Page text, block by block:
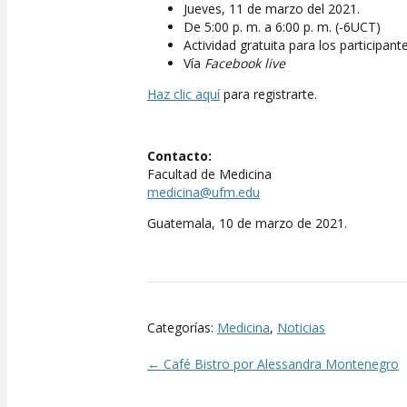
Jueves, 11 de marzo del 2021.
De 5:00 p. m. a 6:00 p. m. (-6UCT)
Actividad gratuita para los
Vía Facebook live
Haz clic aquípara registrarte.
Contacto:
Facultad de Medicina
medicina@ufm.edu
Guatemala, 10 de marzo de 2021.
Categorías: Medicina, Noticias
Posts
← Café Bistro por Alessandra Montenegro